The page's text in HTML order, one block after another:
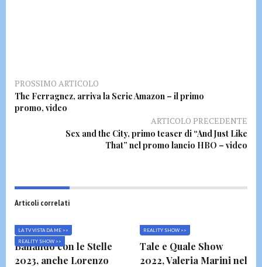
PROSSIMO ARTICOLO
The Ferragnez, arriva la Serie Amazon – il primo
promo, video
ARTICOLO PRECEDENTE
Sex and the City, primo teaser di “And Just Like
That” nel promo lancio HBO – video
Articoli correlati
LA TV VISTA DA ME >>
REALITY SHOW >>
Ballando con le Stelle
2023, anche Lorenzo
REALITY SHOW >>
Tale e Quale Show
2022, Valeria Marini nel